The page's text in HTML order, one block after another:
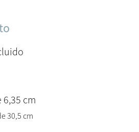
cm
30,5 cm